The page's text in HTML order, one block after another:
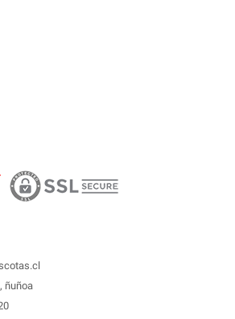
ñuñoa